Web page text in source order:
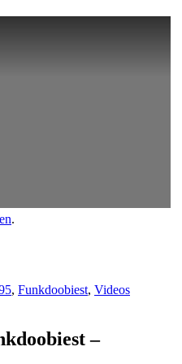
.
, Funkdoobiest, Videos
–